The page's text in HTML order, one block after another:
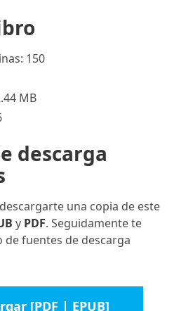
150
MB
descarga
una copia de este
y PDF. Seguidamente te
fuentes de descarga
[PDF | EPUB]